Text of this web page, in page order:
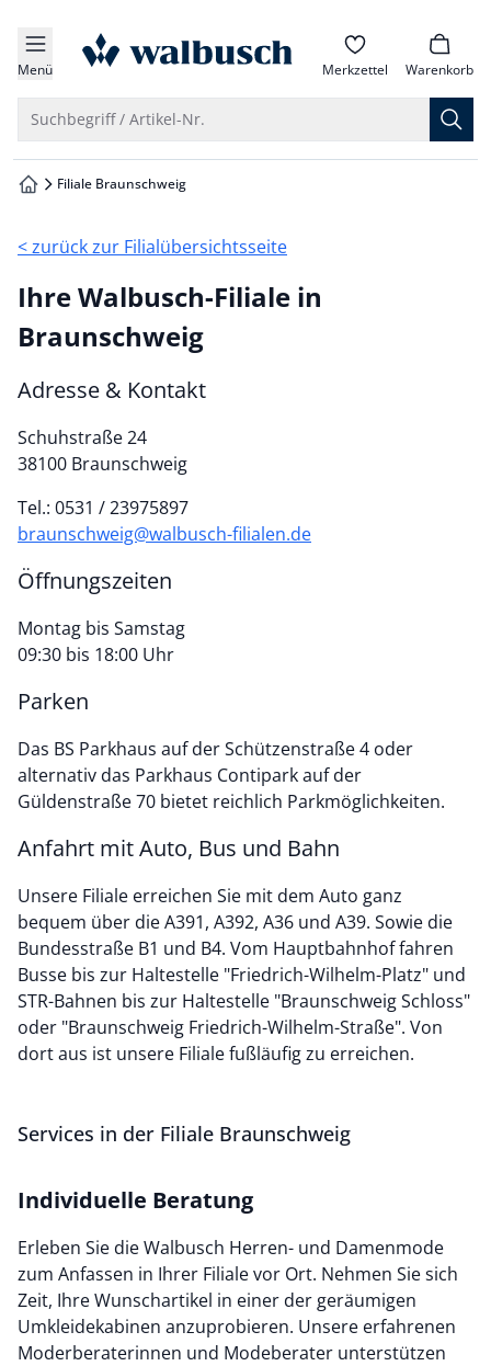
springen
springen
springen
springen
Menü zur Startseite Merkzettel Warenkorb
Suchbegriff / Artikel-Nr.
zur Startseite
Filiale Braunschweig
< zurück zur Filialübersichtsseite
Ihre Walbusch-Filiale in
Braunschweig
Adresse & Kontakt
Schuhstraße 24
38100 Braunschweig
Tel.: 0531 / 23975897
braunschweig@walbusch-filialen.de
Öffnungszeiten
Montag bis Samstag
09:30 bis 18:00 Uhr
Parken
Das BS Parkhaus auf der Schützenstraße 4 oder
alternativ das Parkhaus Contipark auf der
Güldenstraße 70 bietet reichlich Parkmöglichkeiten.
Anfahrt mit Auto, Bus und Bahn
Unsere Filiale erreichen Sie mit dem Auto ganz
bequem über die A391, A392, A36 und A39. Sowie die
Bundesstraße B1 und B4. Vom Hauptbahnhof fahren
Busse bis zur Haltestelle "Friedrich-Wilhelm-Platz" und
STR-Bahnen bis zur Haltestelle "Braunschweig Schloss"
oder "Braunschweig Friedrich-Wilhelm-Straße". Von
dort aus ist unsere Filiale fußläufig zu erreichen.
Services in der Filiale Braunschweig
Individuelle Beratung
Erleben Sie die Walbusch Herren- und Damenmode
zum Anfassen in Ihrer Filiale vor Ort. Nehmen Sie sich
Zeit, Ihre Wunschartikel in einer der geräumigen
Umkleidekabinen anzuprobieren. Unsere erfahrenen
Moderberaterinnen und Modeberater unterstützen